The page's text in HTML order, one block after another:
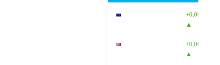
+0,0041
▲
+0,0077
▲